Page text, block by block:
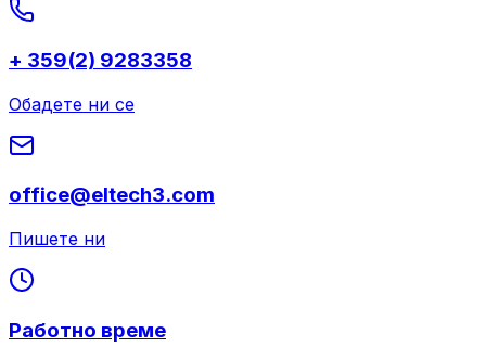
+ 359(2) 9283358
Обадете ни се
office@eltech3.com
Пишете ни
Работно време